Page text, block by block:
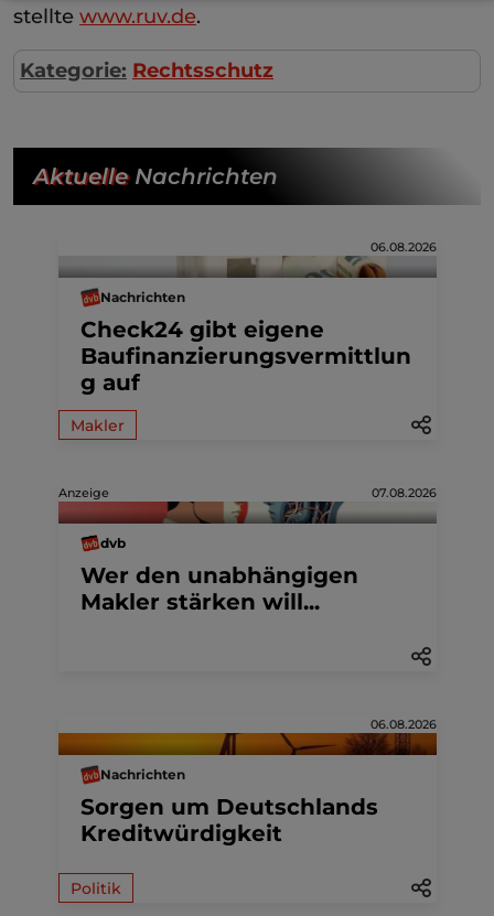
stellte www.ruv.de.
Kategorie: Rechtsschutz
AktuelleNachrichten
06.08.2026
Nachrichten
Check24 gibt eigene
Baufinanzierungsvermittlun
g auf
Makler
Anzeige 07.08.2026
dvb
Wer den unabhängigen
Makler stärken will...
06.08.2026
Nachrichten
Sorgen um Deutschlands
Kreditwürdigkeit
Politik